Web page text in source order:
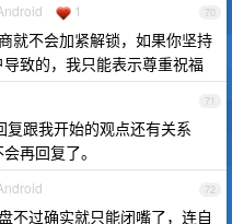
70
1
就不会加紧解锁，如果你坚持
致的，我只能表示尊重祝福
71
复跟我开始的观点还有关系
再回复了。
72
不过确实就只能闭嘴了，连自